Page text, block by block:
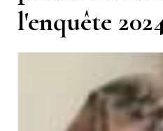
l'enquête